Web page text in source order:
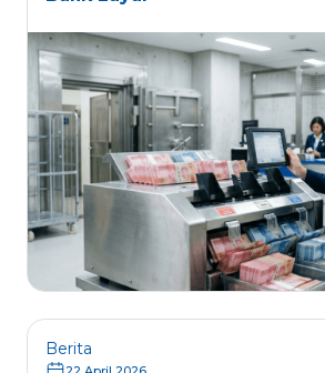
Berita